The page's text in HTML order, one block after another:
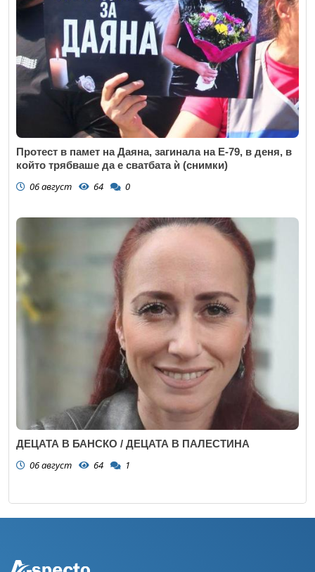
Протест в памет на Даяна, загинала на Е-79, в деня, в
който трябваше да е сватбата ѝ (снимки)
06 август 64 0
ДЕЦАТА В БАНСКО / ДЕЦАТА В ПАЛЕСТИНА
06 август 64 1